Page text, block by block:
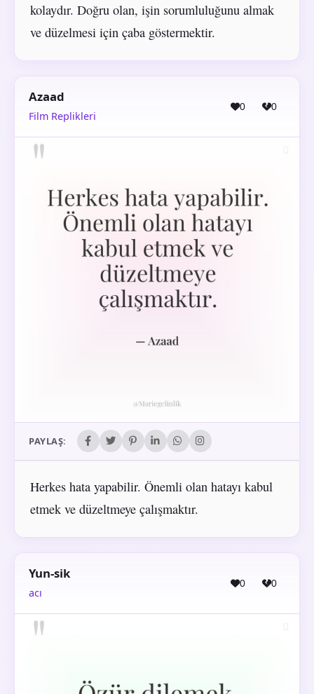
kolaydır. Doğru olan, işin sorumluluğunu almak
ve düzelmesi için çaba göstermektir.
Azaad
Film Replikleri
0 0
PAYLAŞ:
Herkes hata yapabilir. Önemli olan hatayı kabul
etmek ve düzeltmeye çalışmaktır.
Yun-sik
acı
0 0